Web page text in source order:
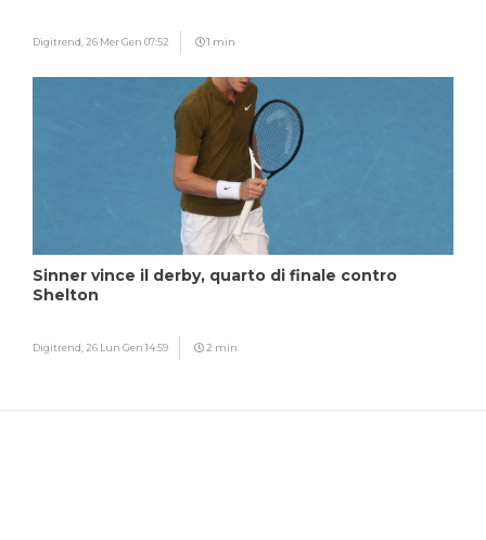
Digitrend, 26 Mer Gen 07:52 1 min
Sinner vince il derby, quarto di finale contro
Shelton
Digitrend, 26 Lun Gen 14:59 2 min